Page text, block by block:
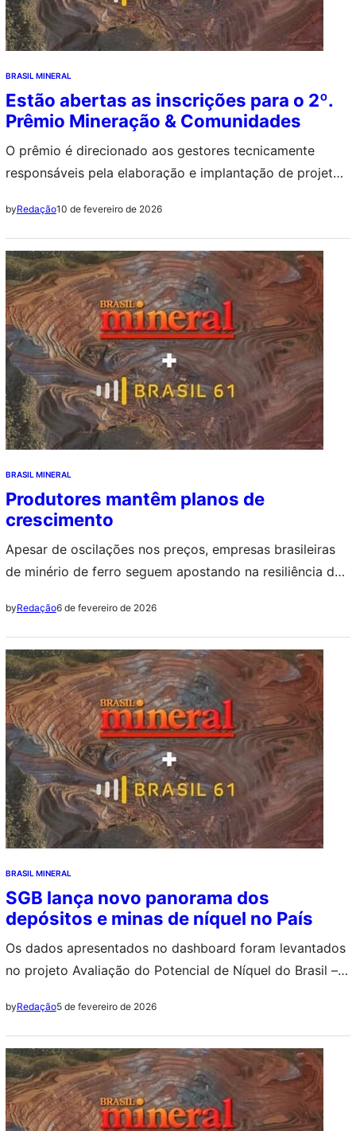
BRASIL MINERAL
Estão abertas as inscrições para o 2º.
Prêmio Mineração & Comunidades
O prêmio é direcionado aos gestores tecnicamente
responsáveis pela elaboração e implantação de projetos
educativos nas comunidades do entorno de operações
de mineração
byRedação10 de fevereiro de 2026
BRASIL MINERAL
Produtores mantêm planos de
crescimento
Apesar de oscilações nos preços, empresas brasileiras
de minério de ferro seguem apostando na resiliência do
qualidade
byRedação6 de fevereiro de 2026
BRASIL MINERAL
SGB lança novo panorama dos
depósitos e minas de níquel no País
Os dados apresentados no dashboard foram levantados
no projeto Avaliação do Potencial de Níquel do Brasil –
Mato Grosso, Minas Gerais, Pará, Pernambuco, Piauí,
Rondônia e São Paulo
byRedação5 de fevereiro de 2026